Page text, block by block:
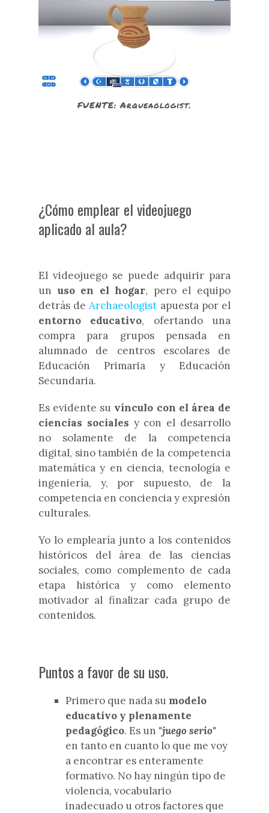
FUENTE: Arqueaologist.
¿Cómo emplear el videojuego
aplicado al aula?
El videojuego se puede adquirir para
unuso en el hogar, pero el equipo
detrás de Archaeologist apuesta por el
entorno educativo, ofertando una
compra para grupos pensada en
alumnado de centros escolares de
Educación Primaria y Educación
Secundaria.
Es evidente su vínculo con el área de
ciencias sociales y con el desarrollo
no solamente de la competencia
digital, sino también de la competencia
matemática y en ciencia, tecnología e
ingeniería, y, por supuesto, de la
competencia en conciencia y expresión
culturales.
Yo lo emplearía junto a los contenidos
históricos del área de las ciencias
sociales, como complemento de cada
etapa histórica y como elemento
motivador al finalizar cada grupo de
contenidos.
Puntos a favor de su uso.
Primero que nada su modelo
educativo y plenamente
pedagógico. Es un "juego serio"
en tanto en cuanto lo que me voy
a encontrar es enteramente
formativo. No hay ningún tipo de
violencia, vocabulario
inadecuado u otros factores que